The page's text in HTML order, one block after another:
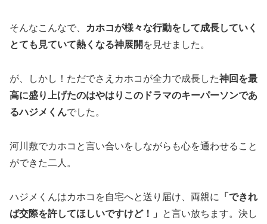
そんなこんなで、
カホコが様々な行動をして成長していく
とても見ていて熱くなる神展開 を見せました。
が、しかし！ただでさえカホコが全力で成長した神回を最
高に盛り上げたのはやはりこのドラマのキーパーソンであ
るハジメくんでした。
河川敷でカホコと言い合いをしながらも心を通わせること
ができた二人。
ハジメくんはカホコを自宅へと送り届け、両親に
「できれ
ば交際を許してほしいですけど！」
と言い放ちます。決し